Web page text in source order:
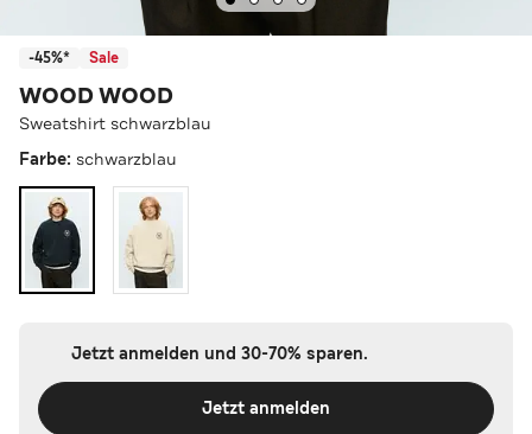
-45%* Sale
WOOD WOOD
Sweatshirt schwarzblau
Farbe: schwarzblau
Jetzt anmelden und 30-70% sparen.
Jetzt anmelden